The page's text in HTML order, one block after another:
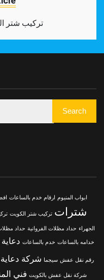
تركيب شتر
ابواب المنيوم ارقام خدم بالساعات
شترات تركيب شتر الكويت
الجهراء حداد مظلات الفروانية حداد
خدامه بالساعات خدم بالساعات
رقم نقل عفش سيجما شركة دعاية
شركة نقل عفش بالكويت فني